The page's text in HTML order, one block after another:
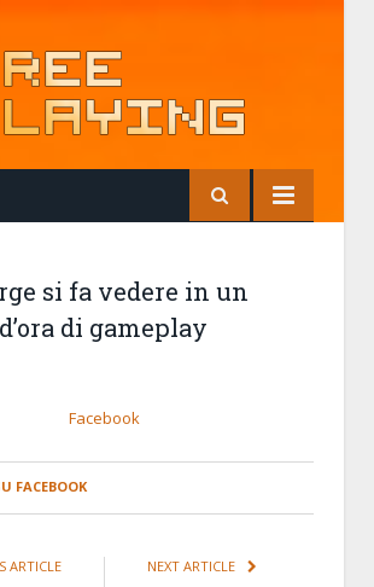
si fa vedere in un
di gameplay
Facebook
FACEBOOK
ARTICLE NEXT ARTICLE